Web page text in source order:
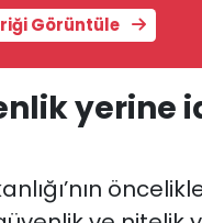
Görüntüle
yerine